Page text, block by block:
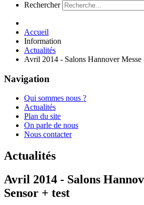
Rechercher
Accueil
Information
Actualités
Avril 2014 - Salons Hannover Messe
Navigation
Qui sommes nous ?
Actualités
Plan du site
On parle de nous
Nous contacter
Actualités
Avril 2014 - Salons
Sensor + test